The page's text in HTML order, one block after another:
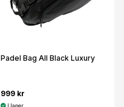
Padel Bag All Black Luxury
999 kr